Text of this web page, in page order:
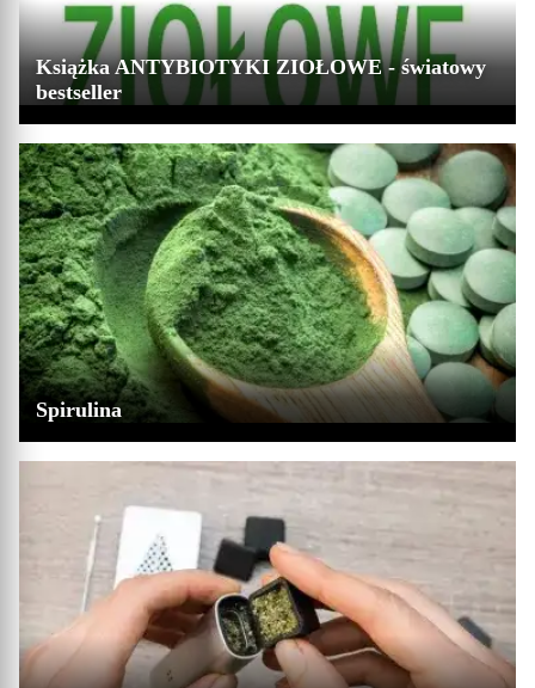
Książka ANTYBIOTYKI ZIOŁOWE - światowy
bestseller
Spirulina